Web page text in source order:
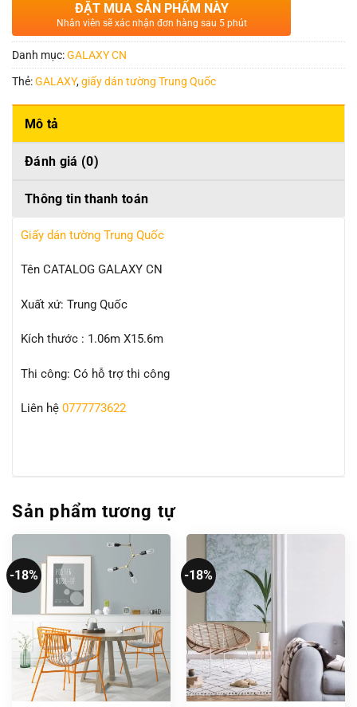
ĐẶT MUA SẢN PHẨM NÀY
Nhân viên sẽ xác nhận đơn hàng sau 5 phút
Danh mục:GALAXY CN
Thẻ:GALAXY,giấy dán tường Trung Quốc
Mô tả
Đánh giá (0)
Thông tin thanh toán
Giấy dán tường Trung Quốc
Tên CATALOG GALAXY CN
Xuất xứ: Trung Quốc
Kích thước : 1.06m X15.6m
Thi công: Có hỗ trợ thi công
Liên hệ 0777773622
Sản phẩm tương tự
-18% -18%